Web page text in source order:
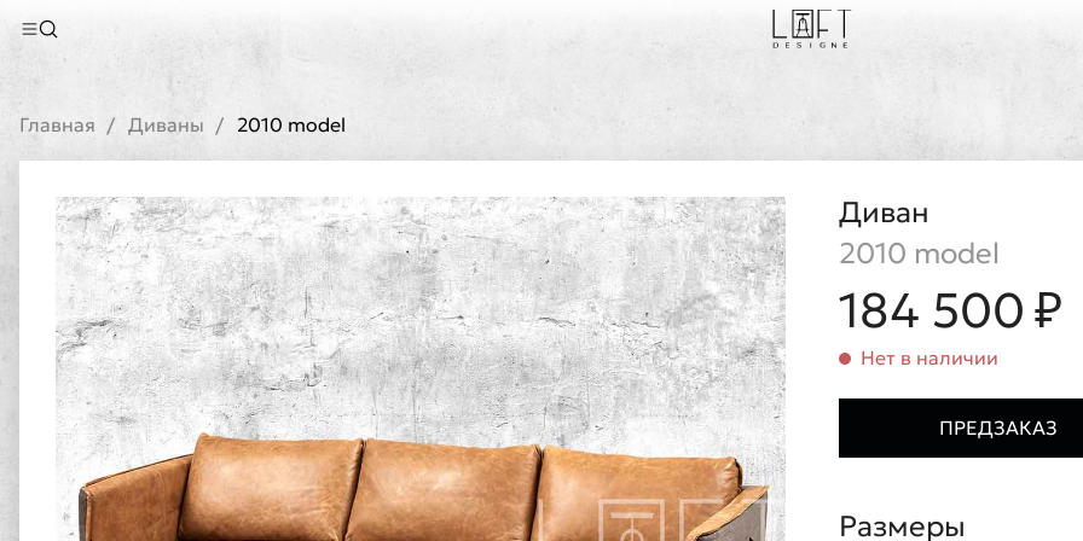
Главная Диваны 2010 model
Диван
2010 model
184 500 ₽
Нет в наличии
ПРЕДЗАКАЗ
Размеры